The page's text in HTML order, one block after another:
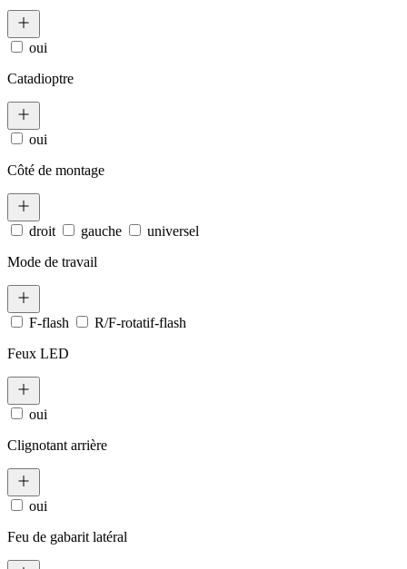
oui
Catadioptre
oui
Côté de montage
droit gauche
universel
Mode de travail
F-flash
R/F-rotatif-flash
Feux LED
oui
Clignotant arrière
oui
Feu de gabarit latéral